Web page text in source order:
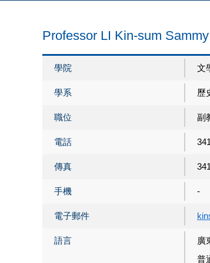
Professor LI Kin-sum
學院 文
學系 歷
職位 副
電話
傳真
手機 -
電子郵件
語言
廣
普